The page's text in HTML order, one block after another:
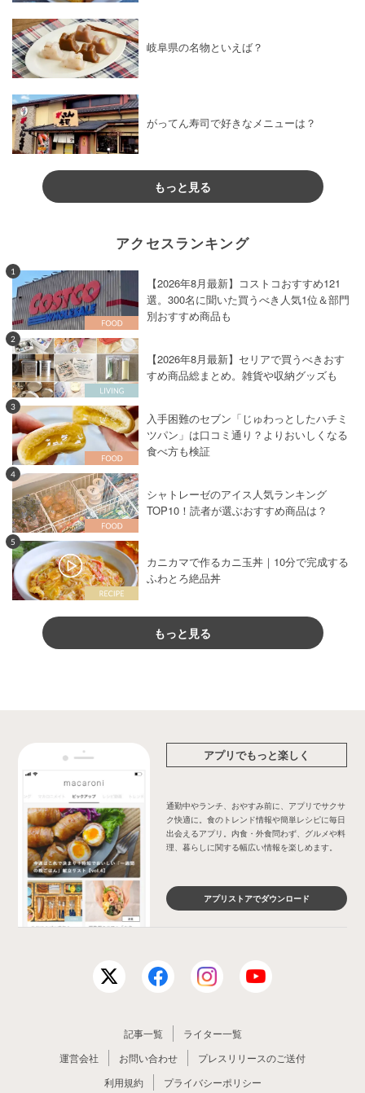
岐阜県の名物といえば？
がってん寿司で好きなメニューは？
もっと見る
アクセスランキング
1
【2026年8月最新】コストコおすすめ121
選。300名に聞いた買うべき人気1位＆部門
別おすすめ商品も
2
【2026年8月最新】セリアで買うべきおす
すめ商品総まとめ。雑貨や収納グッズも
3
入手困難のセブン「じゅわっとしたハチミ
ツパン」は口コミ通り？よりおいしくなる
食べ方も検証
4
シャトレーゼのアイス人気ランキング
TOP10！読者が選ぶおすすめ商品は？
5
カニカマで作るカニ玉丼｜10分で完成する
ふわとろ絶品丼
もっと見る
アプリでもっと楽しく
通勤中やランチ、おやすみ前に、アプリでサクサ
ク快適に。食のトレンド情報や簡単レシピに毎日
出会えるアプリ。内食・外食問わず、グルメや料
理、暮らしに関する幅広い情報を楽しめます。
アプリストアでダウンロード
記事一覧
ライター一覧
運営会社
お問い合わせ
プレスリリースのご送付
利用規約
プライバシーポリシー